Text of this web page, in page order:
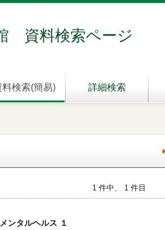
資料検索ページ
料検索(簡易) 詳細検索
1 件中、 1 件目
ンタルヘルス １